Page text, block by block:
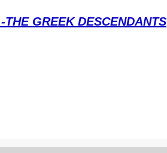
GREEK DESCENDANTS